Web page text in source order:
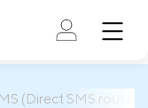
(Direct SMS route)